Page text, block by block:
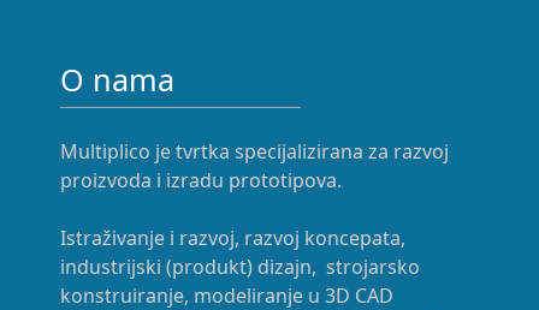
O nama
Multiplico je tvrtka specijalizirana za razvoj
proizvoda i izradu prototipova.
Istraživanje i razvoj, razvoj koncepata,
industrijski (produkt) dizajn, strojarsko
konstruiranje, modeliranje u 3D CAD